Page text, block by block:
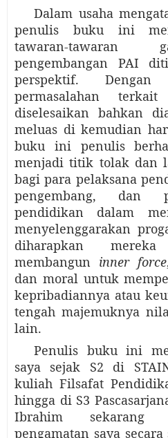
Dalam usaha
penulis buku ini
tawaran-tawaran
pengembangan PAI
perspektif.
permasalahan
diselesaikan bahkan
meluas di kemudian
buku ini penulis
menjadi titik tolak dan
bagi para pelaksana
pengembang, dan
pendidikan dalam
menyelenggarakan
diharapkan
membangun inner force
dan moral untuk
kepribadiannya atau
tengah majemuknya
lain.
Penulis buku ini
saya sejak S2 di
kuliah Filsafat
hingga di S3
Ibrahim sekarang
pengamatan saya